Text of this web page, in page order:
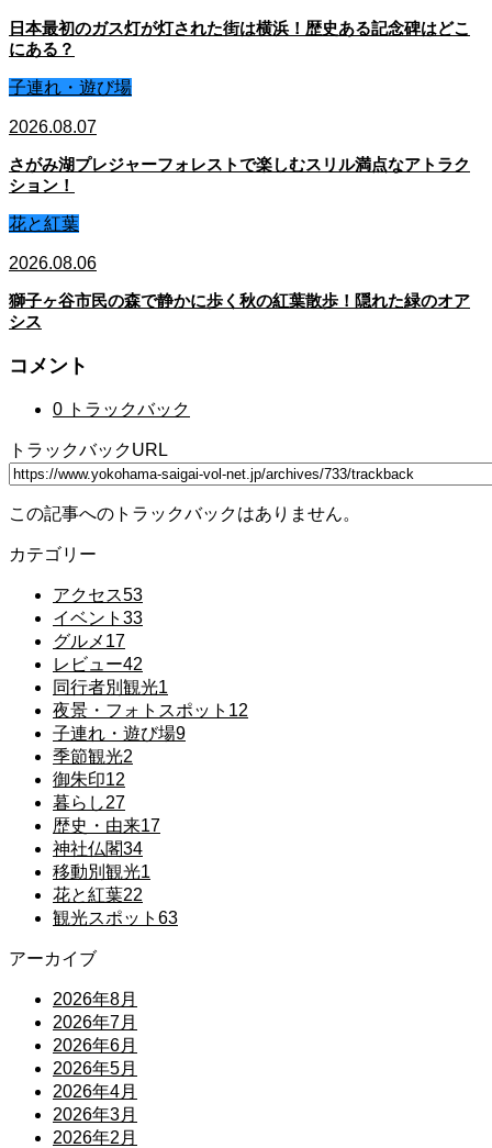
日本最初のガス灯が灯された街は横浜！歴史ある記念碑はどこ
にある？
子連れ・遊び場
2026.08.07
さがみ湖プレジャーフォレストで楽しむスリル満点なアトラク
ション！
花と紅葉
2026.08.06
獅子ヶ谷市民の森で静かに歩く秋の紅葉散歩！隠れた緑のオア
シス
コメント
0 トラックバック
トラックバックURL
この記事へのトラックバックはありません。
カテゴリー
アクセス53
イベント 33
グルメ 17
レビュー42
同行者別観光1
夜景・フォトスポット 12
子連れ・遊び場9
季節観光2
御朱印12
暮らし27
歴史・由来17
神社仏閣34
移動別観光1
花と紅葉22
観光スポット 63
アーカイブ
2026年8月
2026年7月
2026年6月
2026年5月
2026年4月
2026年3月
2026年2月